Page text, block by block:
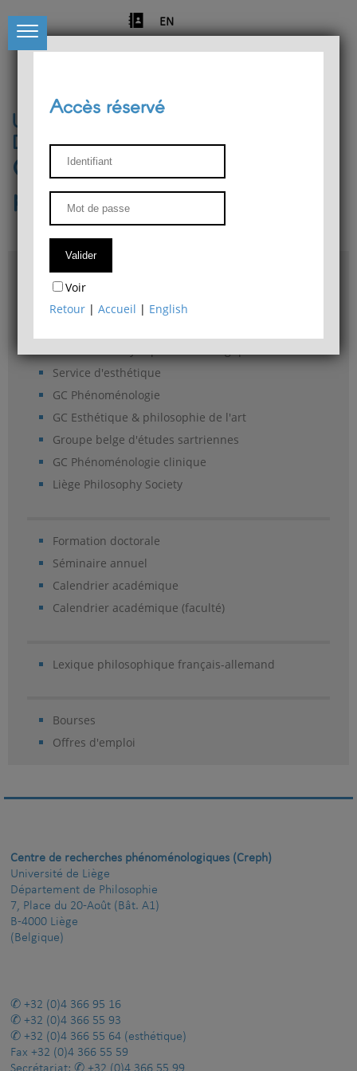
EN
Université de Liège
Département de philosophie
Centre de recherches
phénoménologiques
Accès & plans
Bibliothèque du Département de philosophie
Service d'esthétique
GC Phénoménologie
GC Esthétique & philosophie de l'art
Groupe belge d'études sartriennes
GC Phénoménologie clinique
Liège Philosophy Society
Formation doctorale
Séminaire annuel
Calendrier académique
Calendrier académique (faculté)
Lexique philosophique français-allemand
Bourses
Offres d'emploi
Accès réservé
Voir
Retour |Accueil | English
Centre de recherches phénoménologiques (Creph)
Université de Liège
Département de Philosophie
7, Place du 20-Août (Bât. A1)
B-4000 Liège
(Belgique)
+32 (0)4 366 95 16
+32 (0)4 366 55 93
+32 (0)4 366 55 64 (esthétique)
Fax +32 (0)4 366 55 59